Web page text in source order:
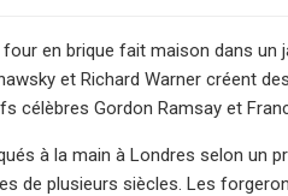
en brique fait maison dans un
et Richard Warner créent
Gordon Ramsay et
à la main à Londres selon un
de plusieurs siècles. Les